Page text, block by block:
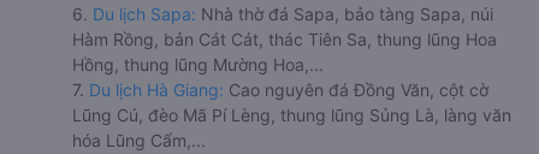
6. Du lịch Sapa: Nhà thờ đá Sapa, bảo tàng Sapa, núi
Hàm Rồng, bản Cát Cát, thác Tiên Sa, thung lũng Hoa
Hồng, thung lũng Mường Hoa,...
7. Du lịch Hà Giang: Cao nguyên đá Đồng Văn, cột cờ
Lũng Cú, đèo Mã Pí Lèng, thung lũng Sủng Là, làng văn
hóa Lũng Cẩm,...